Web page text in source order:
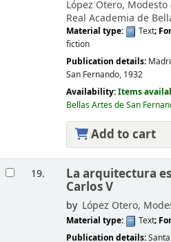
López Otero, Modesto
Real Academia de
Material type: Text;
fiction
Publication details:
San Fernando, 1932
Availability:Items
Bellas Artes de San
Add to cart
19. La arquitectura
Carlos V
by López Otero,
Material type: Text;
Publication details: